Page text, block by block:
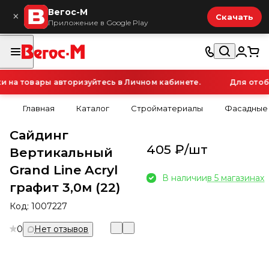
× Вегос-М
Приложение в Google Play
Скачать
товары авторизуйтесь в Личном кабинете. Для
Главная Каталог Стройматериалы Фасадные
Сайдинг
Вертикальный
Grand Line Acryl
графит 3,0м (22)
Код: 1007227
0 Нет отзывов
405 ₽/шт
В наличиив 5 магазинах